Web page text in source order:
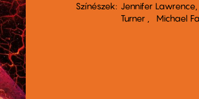
Színészek
Jennifer Lawrence
Turner
Michael